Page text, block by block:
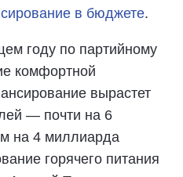
в бюджете.
году по партийному
комфортной
вырастет
— почти на 6
на 4 миллиарда
горячего питания